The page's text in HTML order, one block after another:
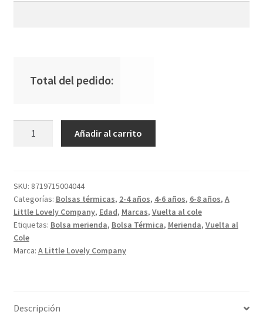
Total del pedido:
cantidad
Añadir al carrito
SKU: 8719715004044
Categorías: Bolsas térmicas, 2-4 años, 4-6 años, 6-8 años, A
Little Lovely Company, Edad, Marcas, Vuelta al cole
Etiquetas: Bolsa merienda, Bolsa Térmica, Merienda, Vuelta al
Cole
Marca: A Little Lovely Company
Descripción